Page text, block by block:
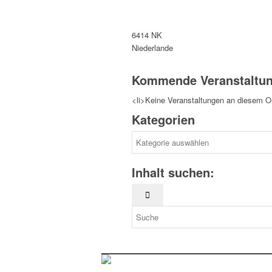
6414 NK
Niederlande
Kommende
<li>Keine Veranstaltungen an diesem
Kategorien
Inhalt suchen: